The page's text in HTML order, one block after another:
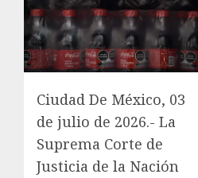
Ciudad De México, 03
de julio de 2026.- La
Suprema Corte de
Justicia de la Nación